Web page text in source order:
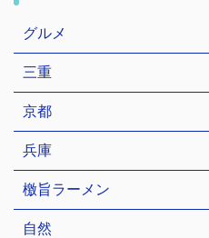
グルメ
三重
京都
兵庫
檄旨ラーメン
自然